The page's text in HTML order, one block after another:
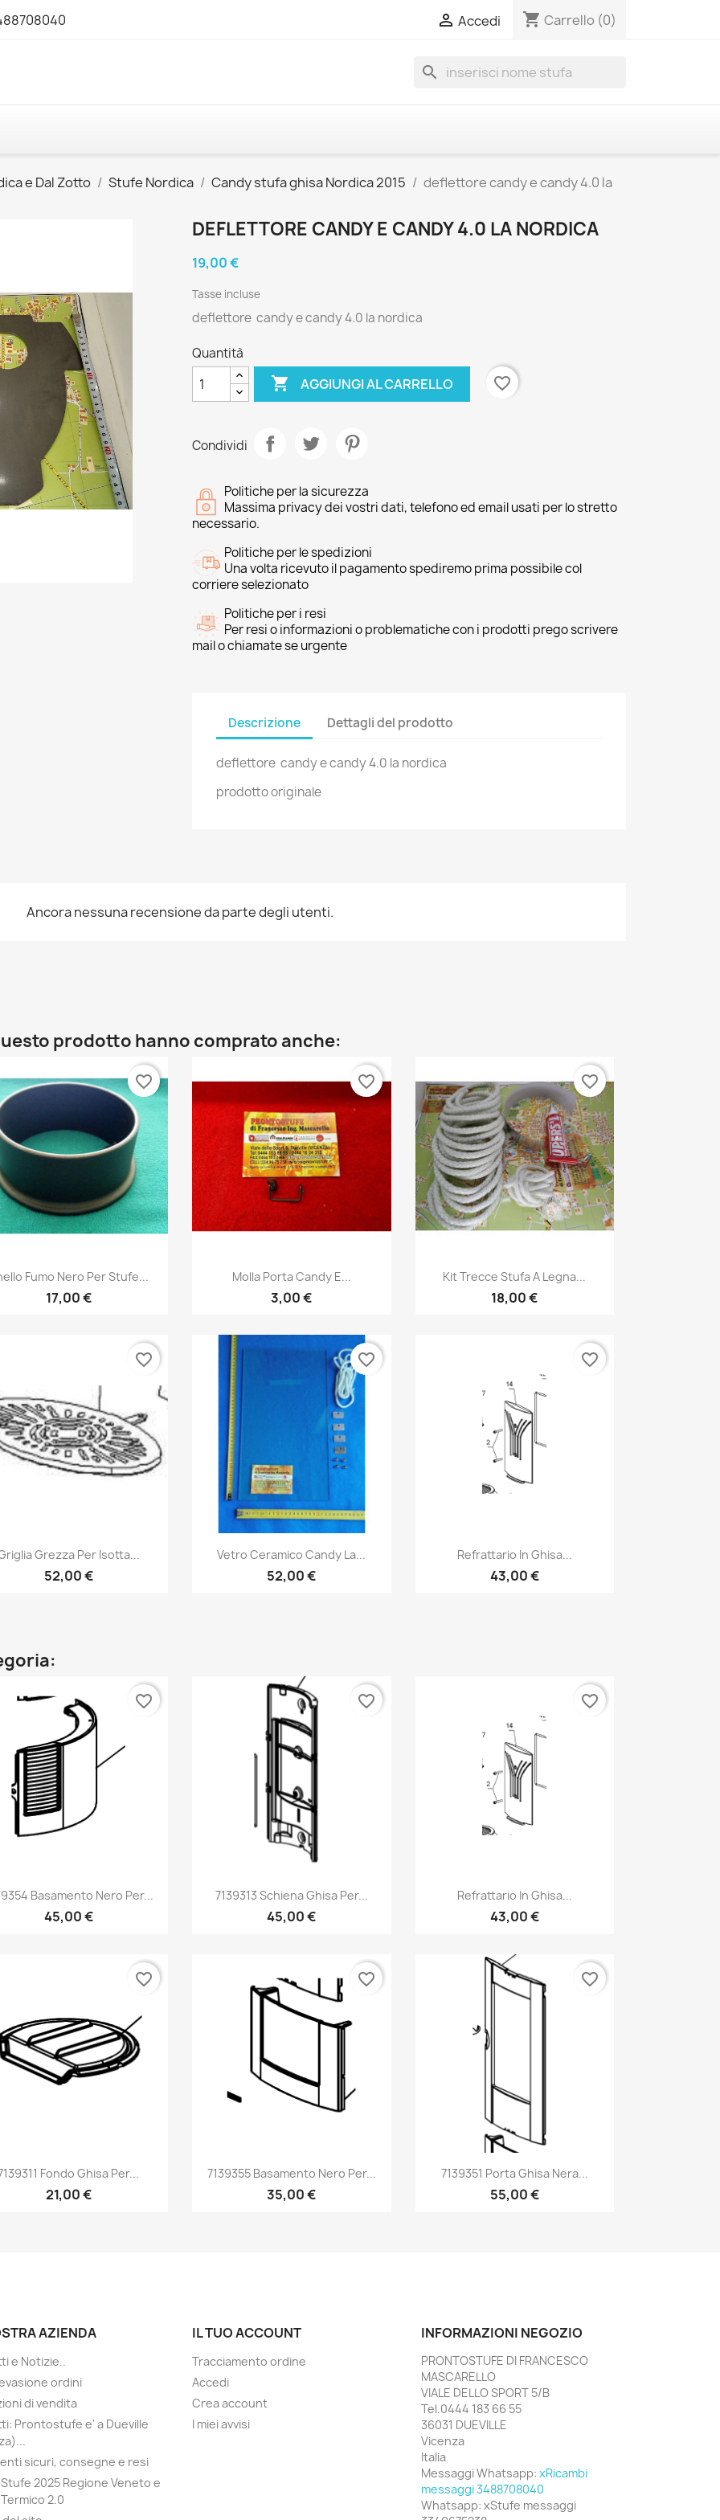
 Accedi shopping_cart Carrello (0)
search
e Dal Zotto Stufe Nordica Candy stufa ghisa Nordica 2015
deflettore candy e candy 4.0 la
DEFLETTORE CANDY E CANDY 4.0 LA NORDICA
19,00 €
Tasse incluse
deflettore candy e candy 4.0 la nordica
Quantità
 AGGIUNGI AL CARRELLO favorite_border
Condividi
Politiche per la sicurezza
Massima privacy dei vostri dati, telefono ed email usati per lo stretto
necessario.
Politiche per le spedizioni
Una volta ricevuto il pagamento spediremo prima possibile col
corriere selezionato
Politiche per i resi
Per resi o informazioni o problematiche con i prodotti prego scrivere
mail o chiamate se urgente
Descrizione Dettagli del prodotto
deflettore candy e candy 4.0 la nordica
prodotto originale
Ancora nessuna recensione da parte degli utenti.
prodotto hanno comprato anche:
Anteprima
Fumo Nero Per Stufe...
17,00 €
favorite_border
Anteprima
Molla Porta Candy E...
3,00 €
favorite_border
Anteprima
Kit Trecce Stufa A Legna...
18,00 €
favorite_border
Anteprima
Grezza Per Isotta...
52,00 €
favorite_border
Anteprima
Vetro Ceramico Candy La...
52,00 €
favorite_border
Anteprima
Refrattario In Ghisa...
43,00 €
favorite_border
Anteprima
Basamento Nero Per...
45,00 €
favorite_border
Anteprima
7139313 Schiena Ghisa Per...
45,00 €
favorite_border
Anteprima
Refrattario In Ghisa...
43,00 €
favorite_border
Anteprima
Fondo Ghisa Per...
21,00 €
favorite_border
Anteprima
7139355 Basamento Nero Per...
35,00 €
favorite_border
Anteprima
7139351 Porta Ghisa Nera...
55,00 €
favorite_border
AZIENDA
e Notizie..
ordini
di vendita
Prontostufe e' a Dueville
sicuri, consegne e resi
2025 Regione Veneto e
2.0
IL TUO ACCOUNT
Tracciamento ordine
Accedi
Crea account
I miei avvisi
INFORMAZIONI NEGOZIO
PRONTOSTUFE DI FRANCESCO
MASCARELLO
VIALE DELLO SPORT 5/B
Tel.0444 183 66 55
36031 DUEVILLE
Vicenza
Italia
Messaggi Whatsapp: xRicambi
messaggi 3488708040
Whatsapp: xStufe messaggi